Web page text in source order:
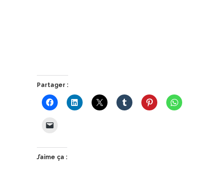
Partager :
J’aime ça :